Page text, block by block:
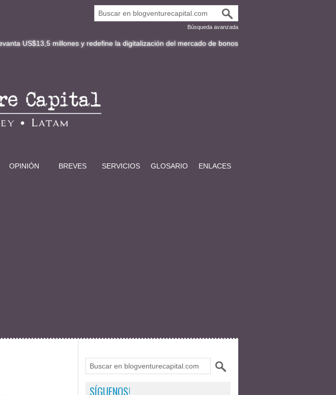
Búsqueda avanzada
millones y redefine la digitalización del mercado de bonos en Latinoamérica
OPINIÓN BREVES SERVICIOS GLOSARIO ENLACES
SÍGUENOS!